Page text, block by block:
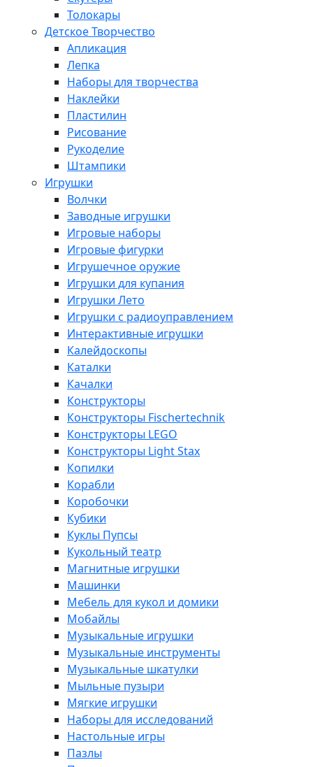
Толокары
Детское Творчество
Апликация
Лепка
Наборы для творчества
Наклейки
Пластилин
Рисование
Рукоделие
Штампики
Игрушки
Волчки
Заводные игрушки
Игровые наборы
Игровые фигурки
Игрушечное оружие
Игрушки для купания
Игрушки Лето
Игрушки с радиоуправлением
Интерактивные игрушки
Калейдоскопы
Каталки
Качалки
Конструкторы
Конструкторы Fisсhertechnik
Конструкторы LEGO
Конструкторы Light Stax
Копилки
Корабли
Коробочки
Кубики
Куклы Пупсы
Кукольный театр
Магнитные игрушки
Машинки
Мебель для кукол и домики
Мобайлы
Музыкальные игрушки
Музыкальные инструменты
Музыкальные шкатулки
Мыльные пузыри
Мягкие игрушки
Наборы для исследований
Настольные игры
Пазлы